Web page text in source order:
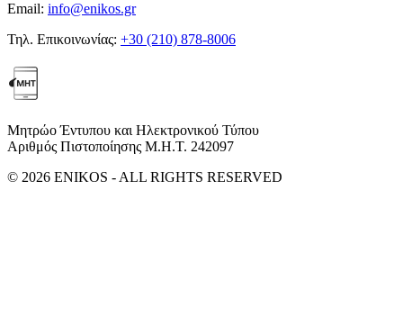
Email: info@enikos.gr
Τηλ. Επικοινωνίας: +30 (210) 878-8006
Μητρώο Έντυπου και Ηλεκτρονικού Τύπου
Αριθμός Πιστοποίησης Μ.Η.Τ. 242097
© 2026 ENIKOS - ALL RIGHTS RESERVED